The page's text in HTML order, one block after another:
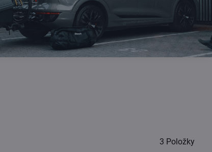
3 Položky